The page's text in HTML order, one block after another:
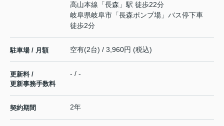
高山本線 「長森 」駅 徒歩22分
岐阜県岐阜市「長森ポンプ場」バス停下車
徒歩2分
駐車場 / 月額 空有(2台) / 3,960円 (税込)
更新料 /
更新事務手数料
- / -
契約期間 2年